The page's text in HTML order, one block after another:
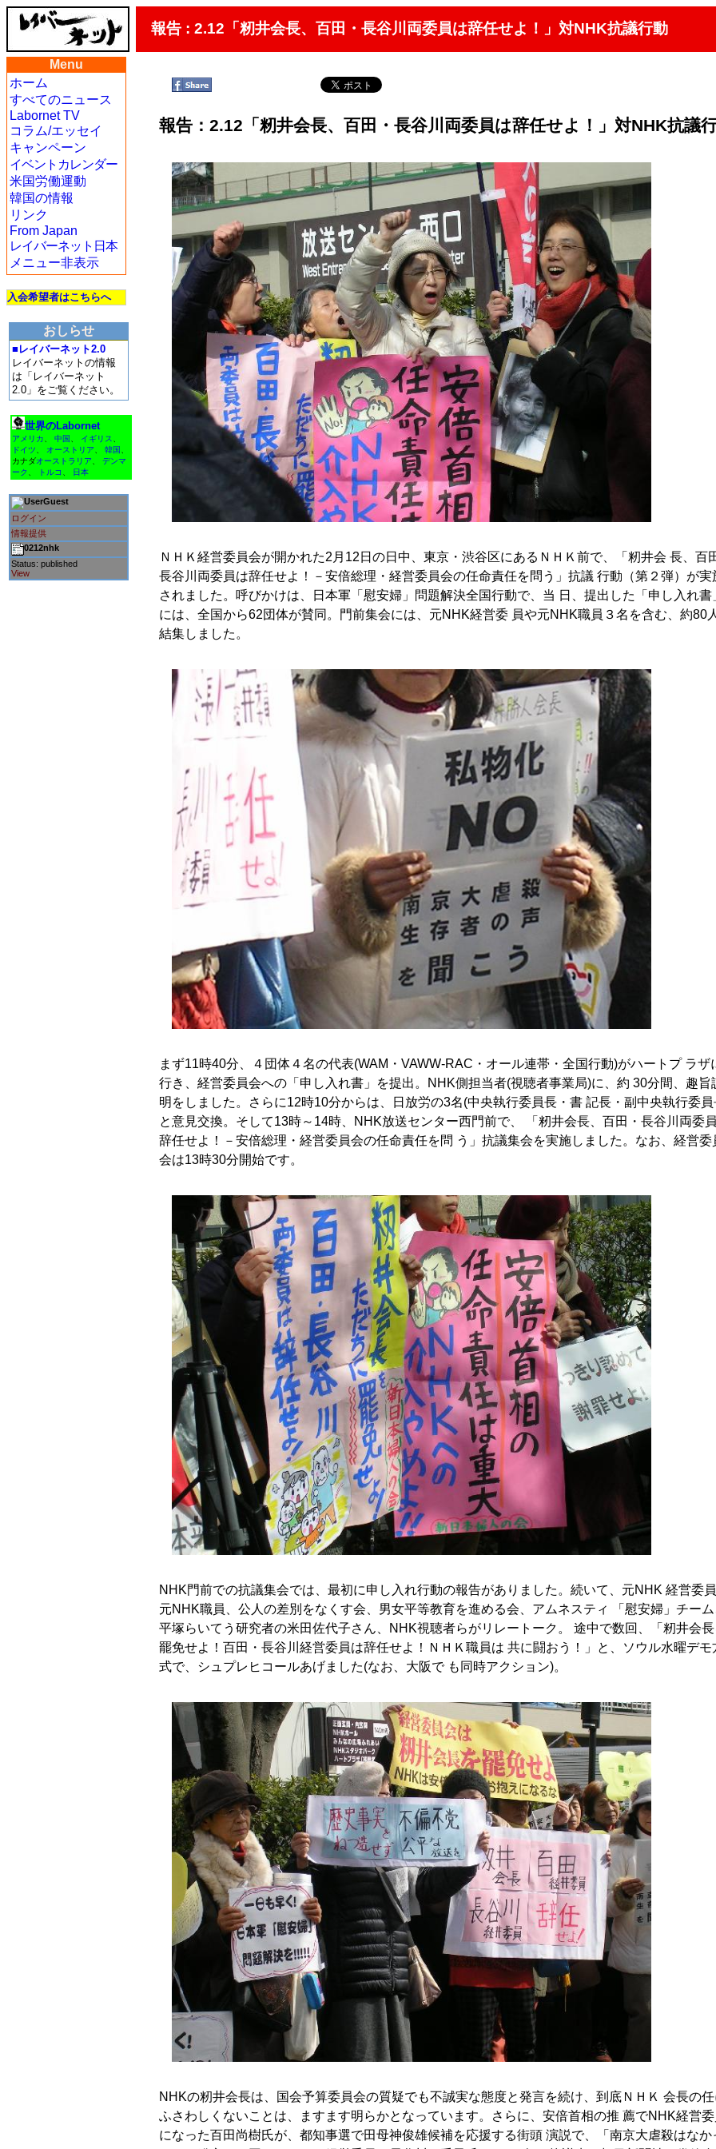
報告 : 2.12「籾井会長、百田・長谷川両委員は辞任せよ！」対NHK抗議行動
Menu
ホーム
すべてのニュース
Labornet TV
コラム/エッセイ
キャンペーン
イベントカレンダー
米国労働運動
韓国の情報
リンク
From Japan
レイバーネット日本
メニュー非表示
入会希望者はこちらへ
おしらせ
■レイバーネット2.0
レイバーネットの情報
は「レイバーネット
2.0」をご覧ください。
世界のLabornet
アメリカ 中国 イギリス
ドイツ
オーストリア 韓国
カナダオーストラリア
デンマ
ーク
トルコ 日本
Guest
ログイン
情報提供
0212nhk
Status: published
View
報告：2.12「籾井会長、百田・長谷川両委員は辞任せよ！」対NHK抗議
ＮＨＫ経営委員会が開かれた2月12日の日中、東京・渋谷区にあるＮＨＫ前で、「籾井会 長、百
長谷川両委員は辞任せよ！－安倍総理・経営委員会の任命責任を問う」抗議 行動（第２弾）が実
されました。呼びかけは、日本軍「慰安婦」問題解決全国行動で、当 日、提出した「申し入れ書
には、全国から62団体が賛同。門前集会には、元NHK経営委 員や元NHK職員３名を含む、約80
結集しました。
まず11時40分、４団体４名の代表(WAM・VAWW-RAC・オール連帯・全国行動)がハートプ ラザ
行き、経営委員会への「申し入れ書」を提出。NHK側担当者(視聴者事業局)に、約 30分間、趣旨
明をしました。さらに12時10分からは、日放労の3名(中央執行委員長・書 記長・副中央執行委員
と意見交換。そして13時～14時、NHK放送センター西門前で、 「籾井会長、百田・長谷川両委
辞任せよ！－安倍総理・経営委員会の任命責任を問 う」抗議集会を実施しました。なお、経営委
会は13時30分開始です。
NHK門前での抗議集会では、最初に申し入れ行動の報告がありました。続いて、元NHK 経営委員
元NHK職員、公人の差別をなくす会、男女平等教育を進める会、アムネスティ 「慰安婦」チーム
平塚らいてう研究者の米田佐代子さん、NHK視聴者らがリレートーク。 途中で数回、「籾井会長
罷免せよ！百田・長谷川経営委員は辞任せよ！ＮＨＫ職員は 共に闘おう！」と、ソウル水曜デモ
式で、シュプレヒコールあげました(なお、大阪で も同時アクション)。
NHKの籾井会長は、国会予算委員会の質疑でも不誠実な態度と発言を続け、到底ＮＨＫ 会長の任
ふさわしくないことは、ますます明らかとなっています。さらに、安倍首相の推 薦でNHK経営委
になった百田尚樹氏が、都知事選で田母神俊雄候補を応援する街頭 演説で、「南京大虐殺はなか